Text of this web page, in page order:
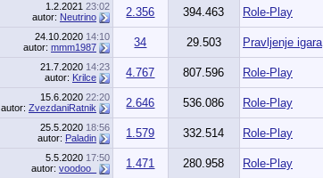
1.2.2021 23:02
autor: Neutrino 2.356 394.463
Role-Play
24.10.2020 14:10
autor: mmm1987 34 29.503
Pravljenje igara
21.7.2020 14:23
autor: Krilce 4.767 807.596
Role-Play
15.6.2020 22:20
autor: ZvezdaniRatnik 2.646 536.086
Role-Play
25.5.2020 18:56
autor: Paladin 1.579 332.514
Role-Play
5.5.2020 17:50
autor: voodoo_ 1.471 280.958
Role-Play